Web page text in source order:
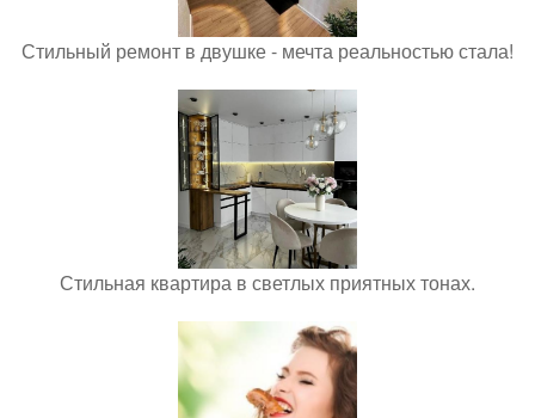
Стильный ремонт в двушке - мечта реальностью стала!
Стильная квартира в светлых приятных тонах.